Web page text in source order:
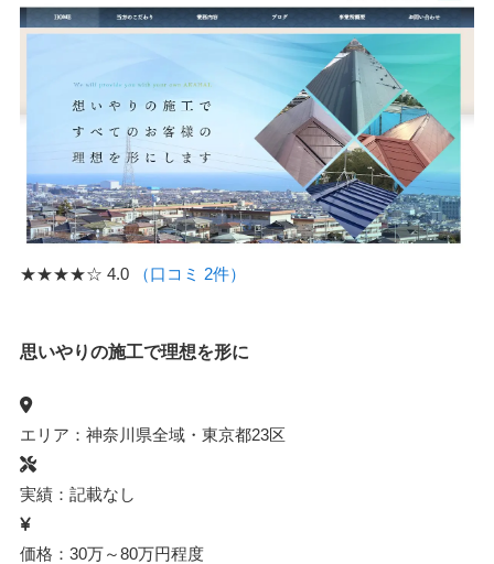
★★★★☆ 4.0 （口コミ 2件）
思いやりの施工で理想を形に
エリア：神奈川県全域・東京都23区
実績：記載なし
価格：30万～80万円程度